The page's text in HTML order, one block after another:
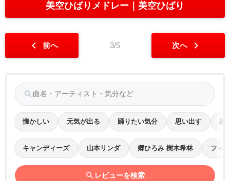
美空ひばりメドレー 美空ひばり
chevron_left 前へ 3/5 次へ chevron_right
search
懐かしい 元気が出る 踊りたい気分 思い出す 楽
キャンディーズ 山本リンダ 郷ひろみ 樹木希林 フィ
search レビューを検索